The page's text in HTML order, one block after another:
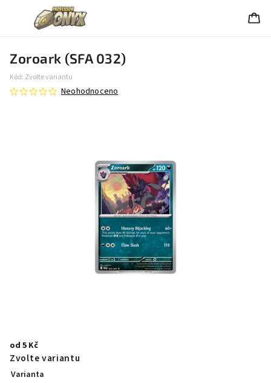
Zoroark (SFA 032)
Kód: Zvolte variantu
Neohodnoceno
od 5 Kč
Zvolte variantu
Varianta